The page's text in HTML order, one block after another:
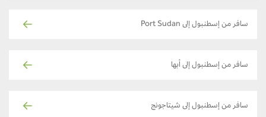
سافر من إسطنبول إلى Port Sudan
سافر من إسطنبول إلى أبها
سافر من إسطنبول إلى شيتاجونج